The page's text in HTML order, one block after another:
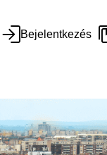
Bejelentkezés